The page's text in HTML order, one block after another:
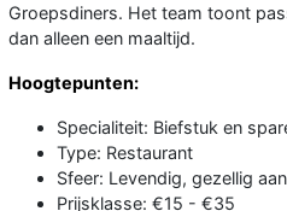
Groepsdiners. Het team toont
dan alleen een maaltijd.
Hoogtepunten:
Specialiteit: Biefstuk en
Type: Restaurant
Sfeer: Levendig, gezellig
Prijsklasse: €15 - €35